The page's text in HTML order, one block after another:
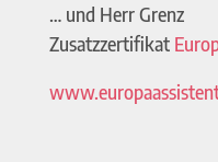
… und Herr Grenz
Zusatzzertifikat